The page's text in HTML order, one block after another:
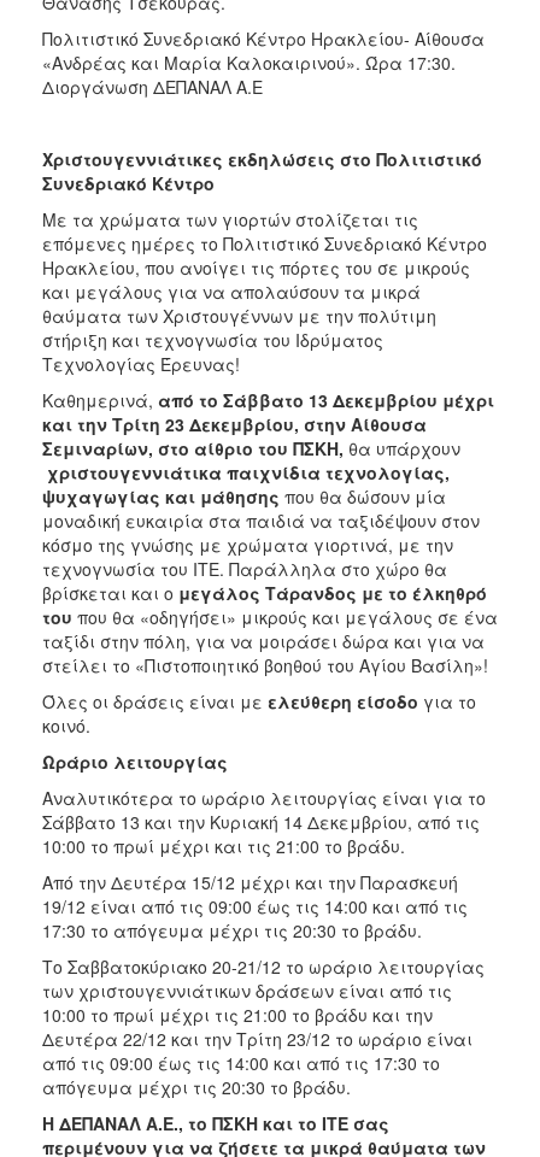
Πολιτιστικό Συνεδριακό Κέντρο Ηρακλείου- Αίθουσα
«Ανδρέας και Μαρία Καλοκαιρινού». Ώρα 17:30.
Διοργάνωση ΔΕΠΑΝΑΛ Α.Ε
Χριστουγεννιάτικες εκδηλώσεις στο Πολιτιστικό
Συνεδριακό Κέντρο
Με τα χρώματα των γιορτών στολίζεται τις
επόμενες ημέρες το Πολιτιστικό Συνεδριακό Κέντρο
Ηρακλείου, που ανοίγει τις πόρτες του σε μικρούς
και μεγάλους για να απολαύσουν τα μικρά
θαύματα των Χριστουγέννων με την πολύτιμη
στήριξη και τεχνογνωσία του Ιδρύματος
Τεχνολογίας Έρευνας!
Καθημερινά, από το Σάββατο 13 Δεκεμβρίου μέχρι
και την Τρίτη 23 Δεκεμβρίου, στην Αίθουσα
Σεμιναρίων, στο αίθριο του ΠΣΚΗ, θα υπάρχουν
χριστουγεννιάτικα παιχνίδια τεχνολογίας,
ψυχαγωγίας και μάθησης που θα δώσουν μία
μοναδική ευκαιρία στα παιδιά να ταξιδέψουν στον
κόσμο της γνώσης με χρώματα γιορτινά, με την
τεχνογνωσία του ΙΤΕ. Παράλληλα στο χώρο θα
βρίσκεται και ο μεγάλος Τάρανδος με το έλκηθρό
του που θα «οδηγήσει» μικρούς και μεγάλους σε ένα
ταξίδι στην πόλη, για να μοιράσει δώρα και για να
στείλει το «Πιστοποιητικό βοηθού του Αγίου Βασίλη»!
Όλες οι δράσεις είναι με ελεύθερη είσοδο για το
κοινό.
Ωράριο λειτουργίας
Αναλυτικότερα το ωράριο λειτουργίας είναι για το
Σάββατο 13 και την Κυριακή 14 Δεκεμβρίου, από τις
10:00 το πρωί μέχρι και τις 21:00 το βράδυ.
Από την Δευτέρα 15/12 μέχρι και την Παρασκευή
19/12 είναι από τις 09:00 έως τις 14:00 και από τις
17:30 το απόγευμα μέχρι τις 20:30 το βράδυ.
Το Σαββατοκύριακο 20-21/12 το ωράριο λειτουργίας
των χριστουγεννιάτικων δράσεων είναι από τις
10:00 το πρωί μέχρι τις 21:00 το βράδυ και την
Δευτέρα 22/12 και την Τρίτη 23/12 το ωράριο είναι
από τις 09:00 έως τις 14:00 και από τις 17:30 το
απόγευμα μέχρι τις 20:30 το βράδυ.
Η ΔΕΠΑΝΑΛ Α.Ε., το ΠΣΚΗ και το ΙΤΕ σας
περιμένουν για να ζήσετε τα μικρά θαύματα των